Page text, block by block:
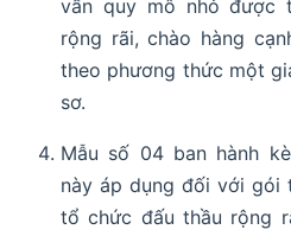
vấn quy mô nhỏ được
rộng rãi, chào hàng
theo phương thức một
sơ.
Mẫu số 04 ban hành
này áp dụng đối với gói
tổ chức đấu thầu rộng